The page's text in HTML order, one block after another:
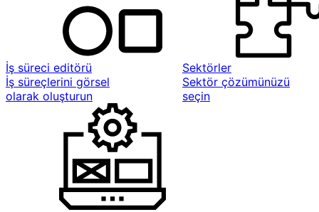
İş süreci editörü
İş süreçlerini görsel
olarak oluşturun
Sektörler
Sektör çözümünüzü
seçin